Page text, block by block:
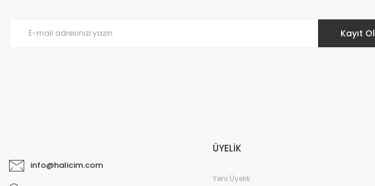
Kayıt Ol
info@halicim.com
ÜYELİK
Yeni Üyelik